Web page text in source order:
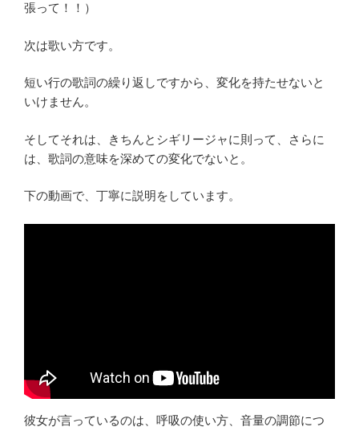
張って！！）
次は歌い方です。
短い行の歌詞の繰り返しですから、変化を持たせないと
いけません。
そしてそれは、きちんとシギリージャに則って、さらに
は、歌詞の意味を深めての変化でないと。
下の動画で、丁寧に説明をしています。
彼女が言っているのは、呼吸の使い方、音量の調節につ